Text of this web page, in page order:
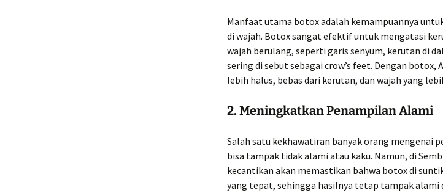
Manfaat utama botox adalah kemampuannya
di wajah. Botox sangat efektif untuk mengatasi
wajah berulang, seperti garis senyum, kerutan di
sering di sebut sebagai crow’s feet. Dengan botox,
lebih halus, bebas dari kerutan, dan wajah yang
2. Meningkatkan Penampilan Alami
Salah satu kekhawatiran banyak orang mengenai
bisa tampak tidak alami atau kaku. Namun, di
kecantikan akan memastikan bahwa botox di
yang tepat, sehingga hasilnya tetap tampak alami